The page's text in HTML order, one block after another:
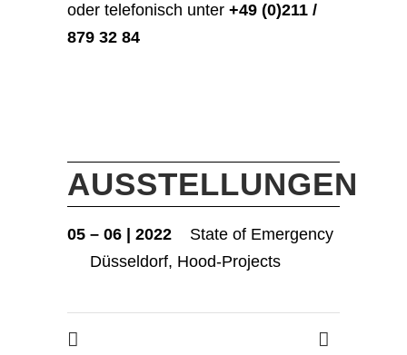
oder telefonisch unter +49 (0)211 /
879 32 84
AUSSTELLUNGEN
05 – 06 | 2022 State of Emergency
Düsseldorf, Hood-Projects